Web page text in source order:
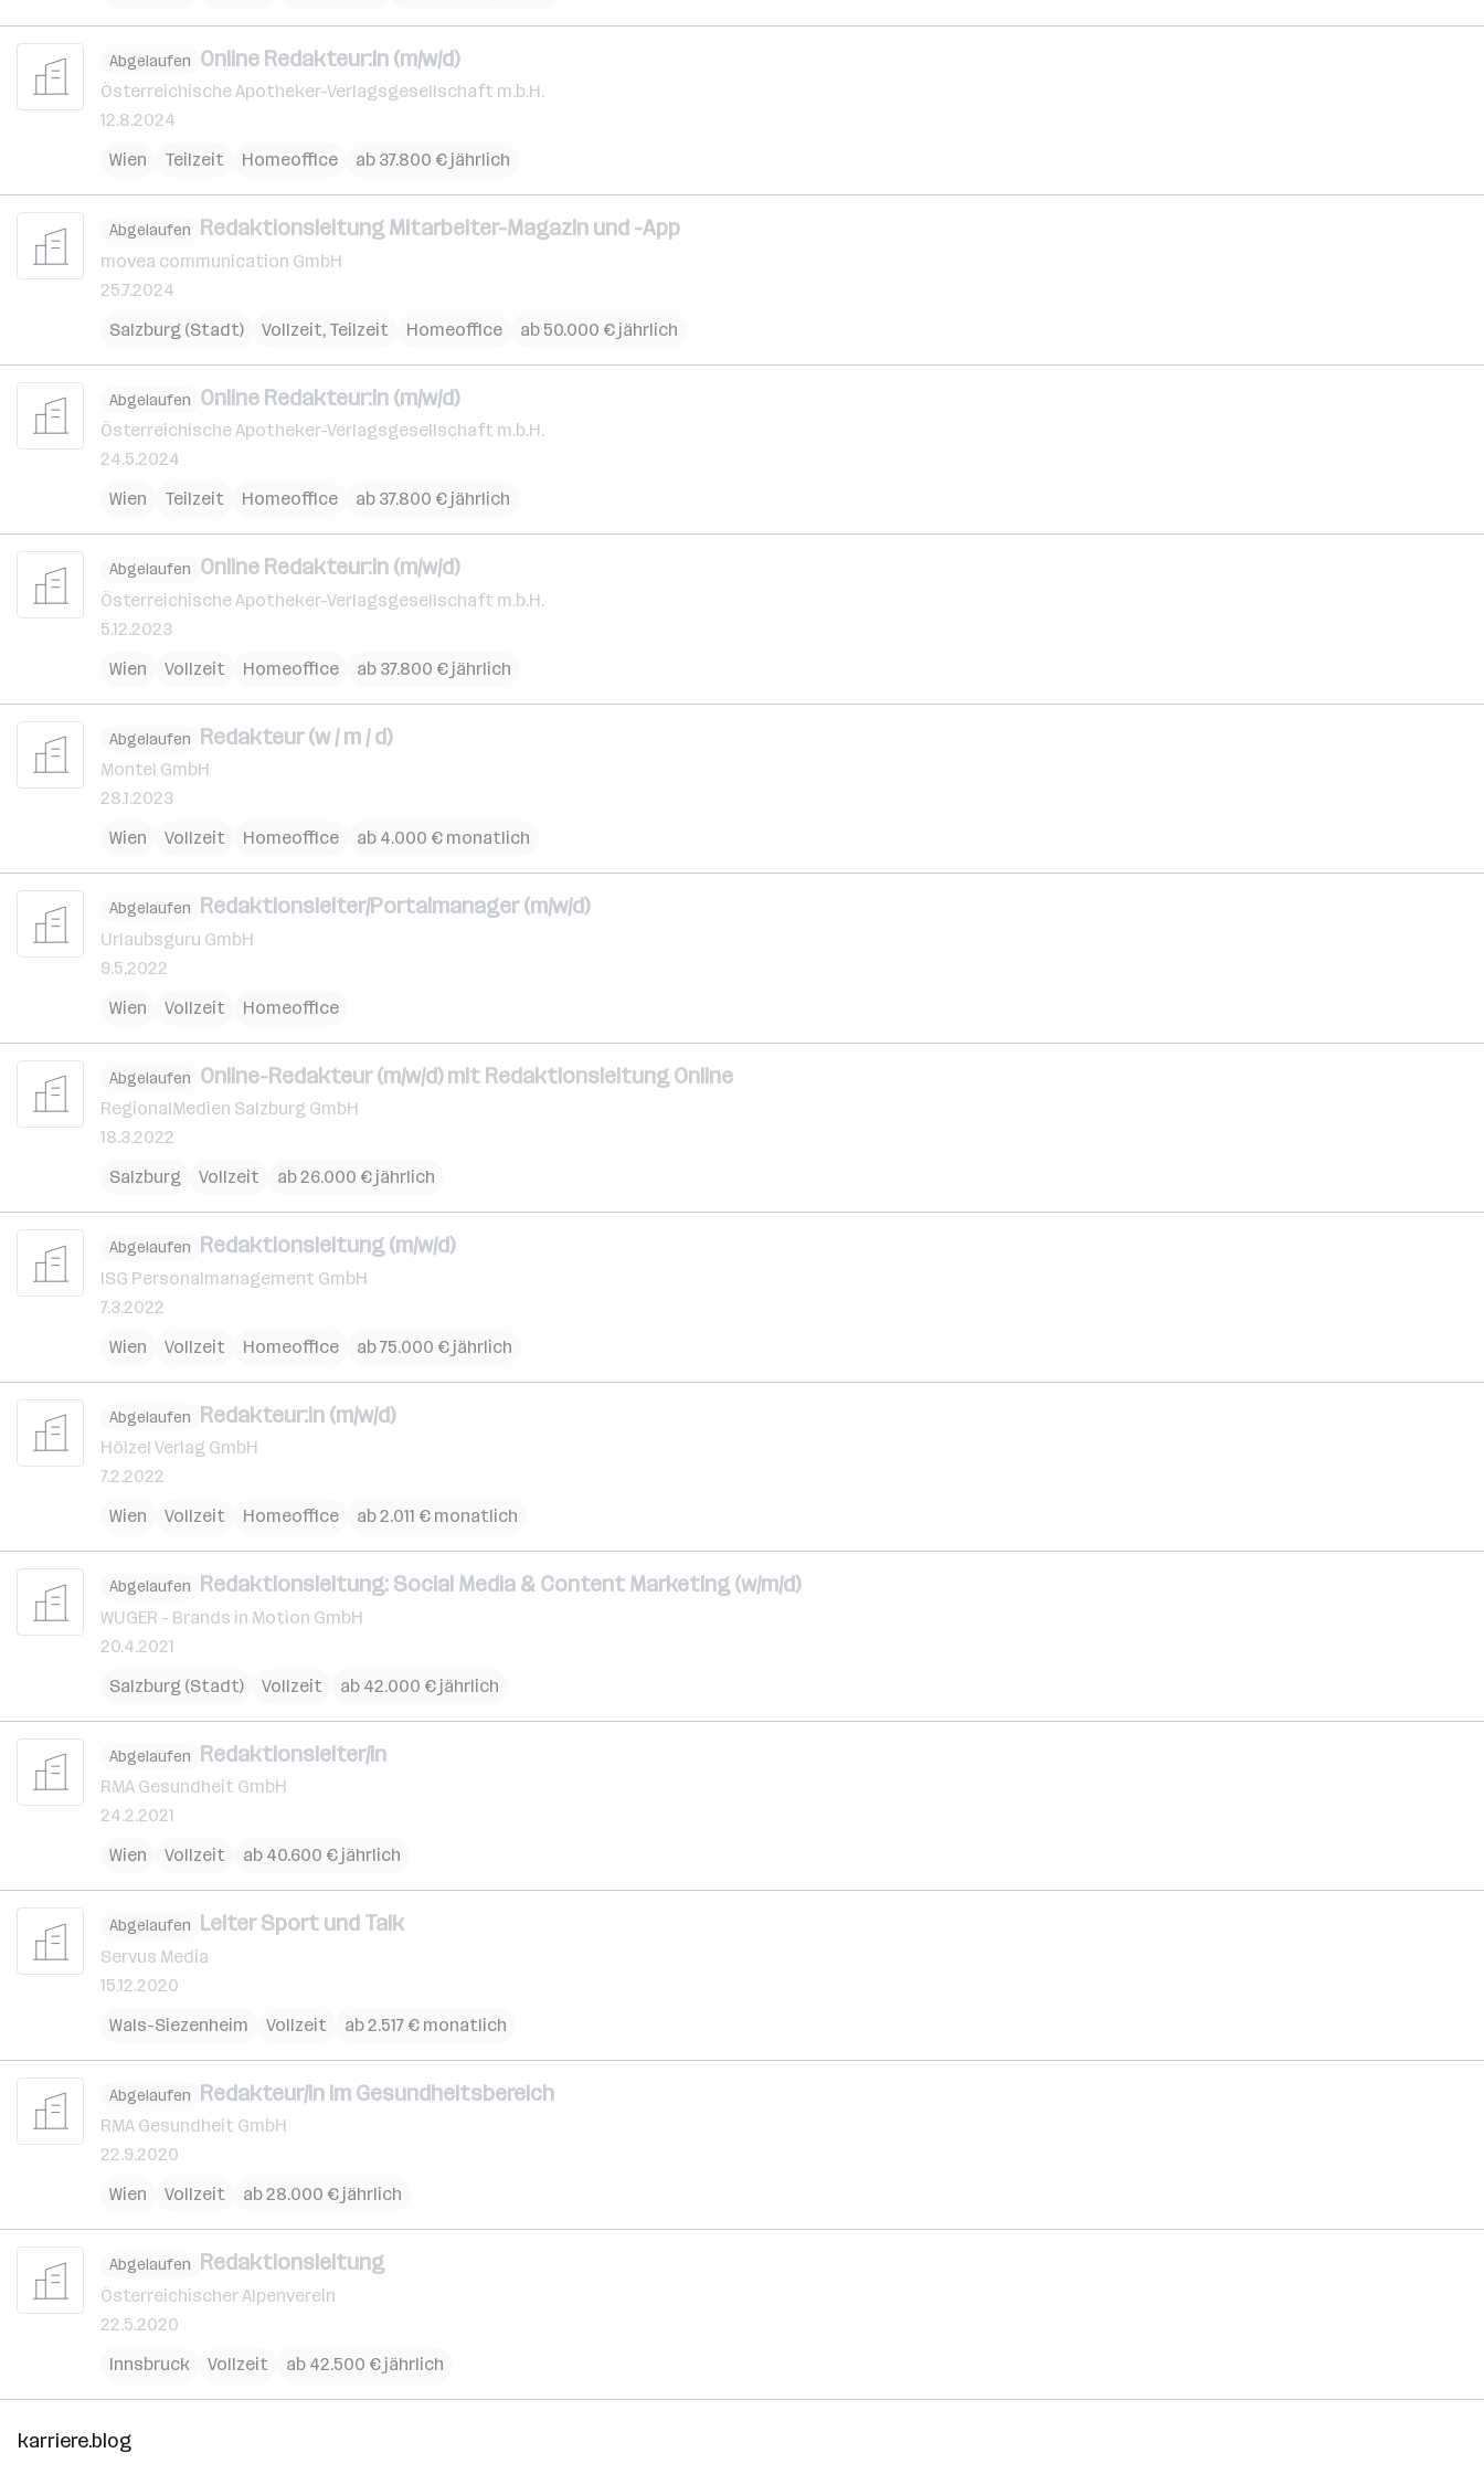
Abgelaufen Online Redakteur:in (m/w/d)
Österreichische Apotheker-Verlagsgesellschaft m.b.H.
12.8.2024
Wien
Teilzeit Homeoffice ab 37.800 € jährlich
Abgelaufen Redaktionsleitung Mitarbeiter-Magazin und -App
movea communication GmbH
25.7.2024
Salzburg (Stadt)
Vollzeit, Teilzeit Homeoffice ab 50.000 € jährlich
Abgelaufen Online Redakteur:in (m/w/d)
Österreichische Apotheker-Verlagsgesellschaft m.b.H.
24.5.2024
Wien
Teilzeit Homeoffice ab 37.800 € jährlich
Abgelaufen Online Redakteur:in (m/w/d)
Österreichische Apotheker-Verlagsgesellschaft m.b.H.
5.12.2023
Wien
Vollzeit Homeoffice ab 37.800 € jährlich
Abgelaufen Redakteur (w / m / d)
Montel GmbH
28.1.2023
Wien
Vollzeit Homeoffice ab 4.000 € monatlich
Abgelaufen Redaktionsleiter/Portalmanager (m/w/d)
Urlaubsguru GmbH
9.5.2022
Wien
Vollzeit Homeoffice
Abgelaufen Online-Redakteur (m/w/d) mit Redaktionsleitung Online
RegionalMedien Salzburg GmbH
18.3.2022
Salzburg
Vollzeit ab 26.000 € jährlich
Abgelaufen Redaktionsleitung (m/w/d)
ISG Personalmanagement GmbH
7.3.2022
Wien
Vollzeit Homeoffice ab 75.000 € jährlich
Abgelaufen Redakteur:in (m/w/d)
Hölzel Verlag GmbH
7.2.2022
Wien
Vollzeit Homeoffice ab 2.011 € monatlich
Abgelaufen Redaktionsleitung: Social Media & Content Marketing (w/m/d)
WUGER - Brands in Motion GmbH
20.4.2021
Salzburg (Stadt)
Vollzeit ab 42.000 € jährlich
Abgelaufen Redaktionsleiter/in
RMA Gesundheit GmbH
24.2.2021
Wien
Vollzeit ab 40.600 € jährlich
Abgelaufen Leiter Sport und Talk
Servus Media
15.12.2020
Wals-Siezenheim
Vollzeit ab 2.517 € monatlich
Abgelaufen Redakteur/in im Gesundheitsbereich
RMA Gesundheit GmbH
22.9.2020
Wien
Vollzeit ab 28.000 € jährlich
Abgelaufen Redaktionsleitung
Österreichischer Alpenverein
22.5.2020
Innsbruck
Vollzeit ab 42.500 € jährlich
karriere.blog